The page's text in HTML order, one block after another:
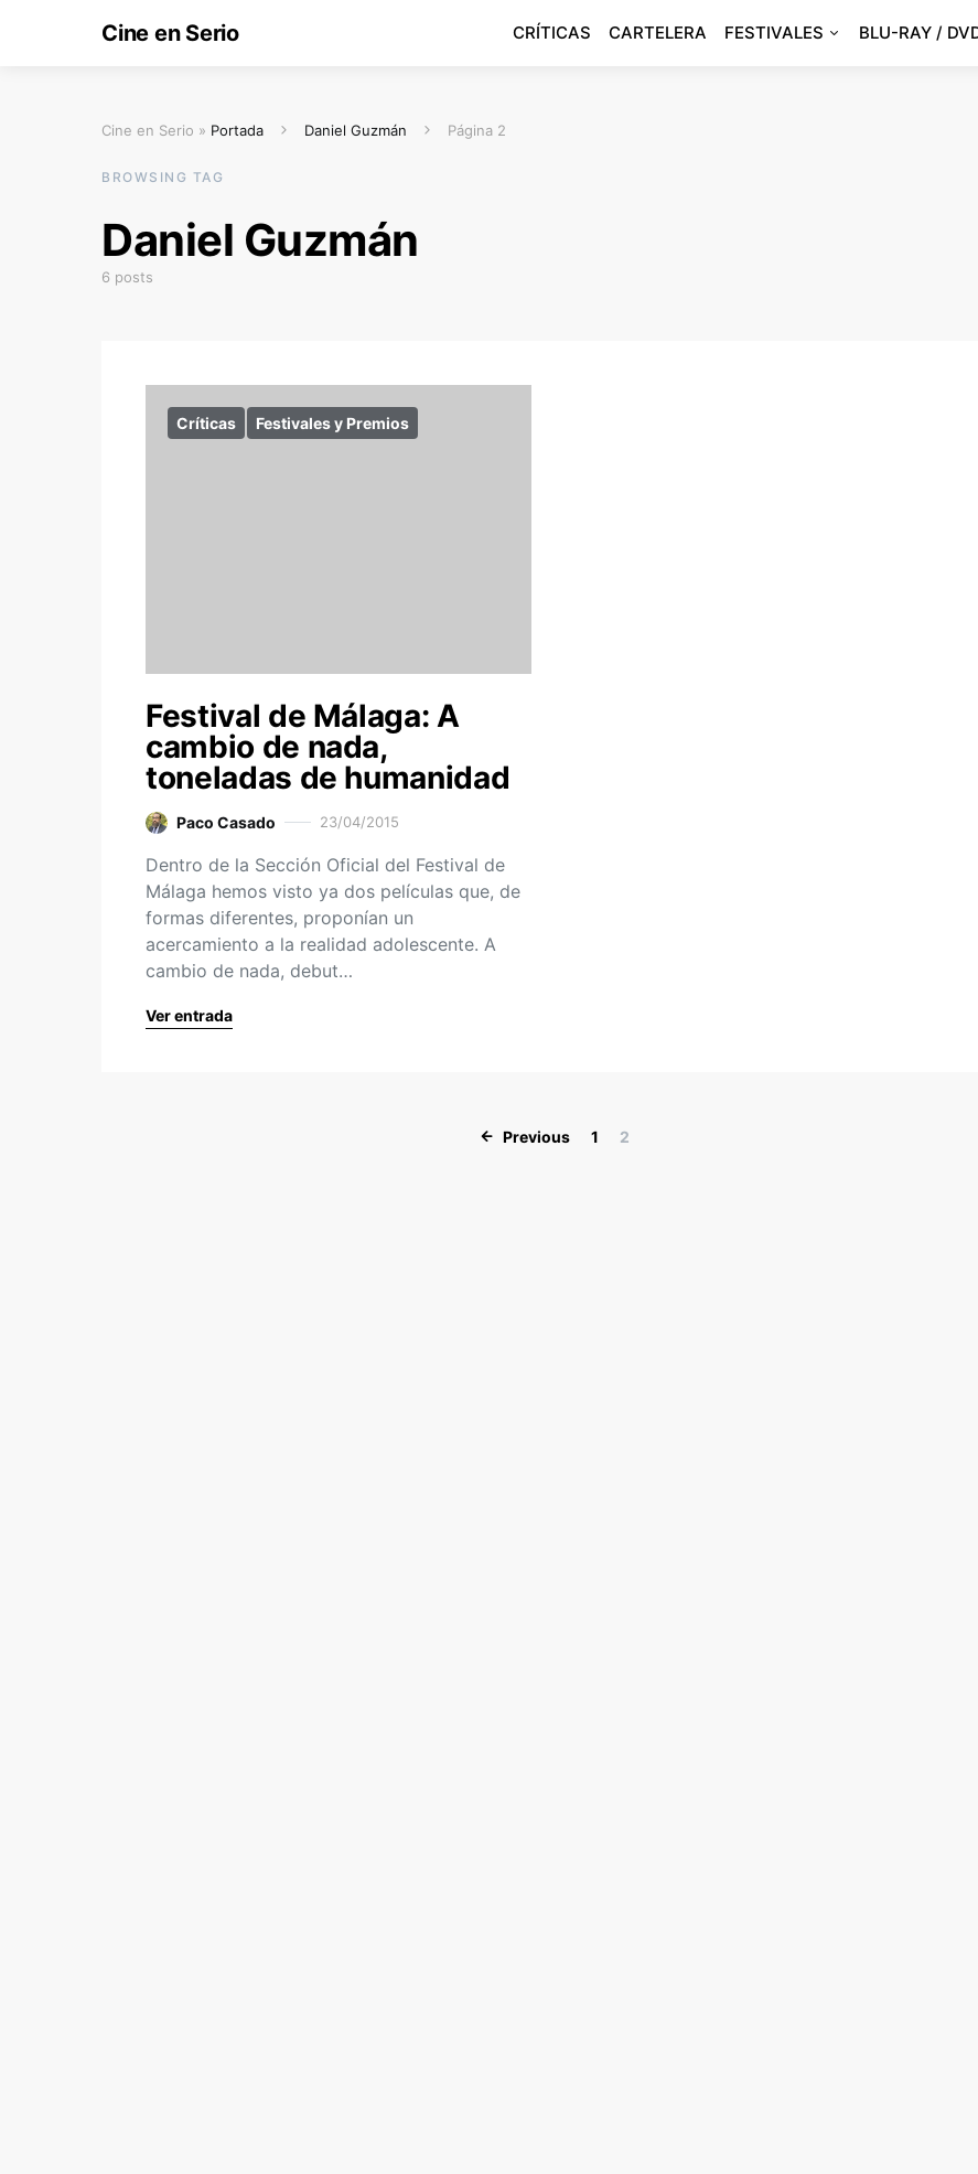
Cine en Serio CRÍTICAS CARTELERA FESTIVALES BLU-RAY /
Cine en Serio » Portada Daniel Guzmán Página 2
BROWSING TAG
Daniel Guzmán
6 posts
Críticas Festivales y Premios
Festival de Málaga: A
cambio de nada,
toneladas de humanidad
Paco Casado 23/04/2015
Dentro de la Sección Oficial del Festival de
Málaga hemos visto ya dos películas que, de
formas diferentes, proponían un
acercamiento a la realidad adolescente. A
cambio de nada, debut…
Ver entrada
Paginación de entradas
Previous 1 2